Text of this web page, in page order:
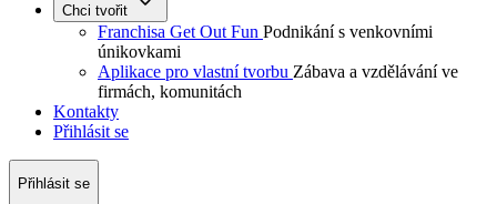
Chci tvořit
Franchisa Get Out Fun Podnikání s venkovními
únikovkami
Aplikace pro vlastní tvorbu Zábava a vzdělávání ve
firmách, komunitách
Kontakty
Přihlásit se
Přihlásit se